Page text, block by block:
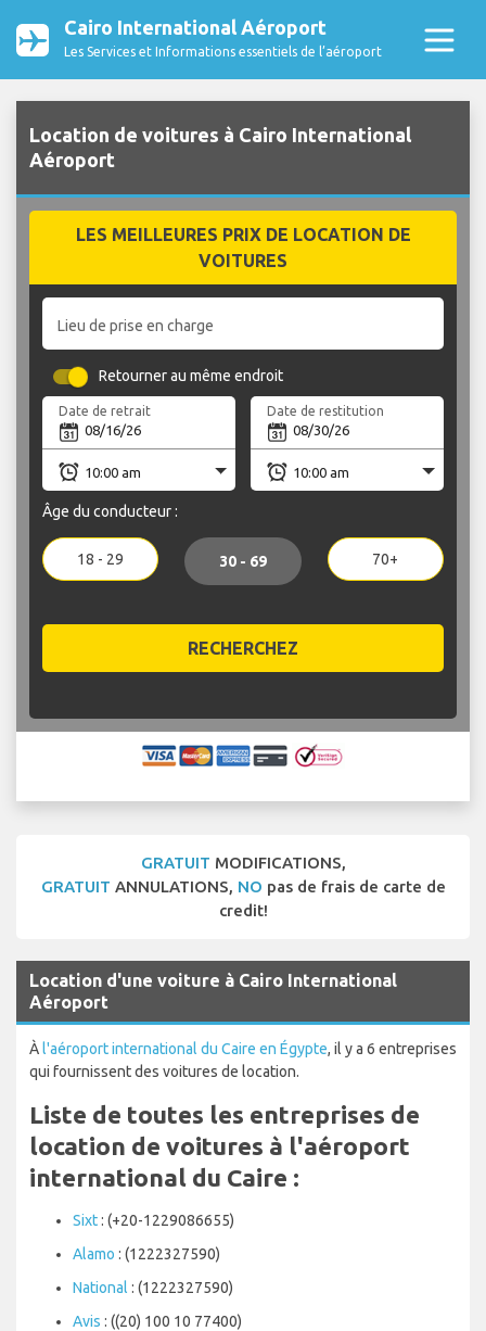
Cairo International Aéroport
Les Services et Informations essentiels de l’aéroport
Location de voitures à Cairo International
Aéroport
LES MEILLEURES PRIX DE LOCATION DE
VOITURES
Lieu de prise en charge
Retourner au même endroit
Date de retrait Date de restitution
Âge du conducteur :
18 - 29 30 - 69 70+
RECHERCHEZ
GRATUIT MODIFICATIONS,
GRATUIT ANNULATIONS, NO pas de frais de carte de
credit!
Location d'une voiture à Cairo International
Aéroport
Àl'aéroport international du Caire en Égypte, il y a 6 entreprises
qui fournissent des voitures de location.
Liste de toutes les entreprises de
location de voitures à l'aéroport
international du Caire :
Sixt: (+20-1229086655)
Alamo : (1222327590)
National : (1222327590)
Avis : ((20) 100 10 77400)